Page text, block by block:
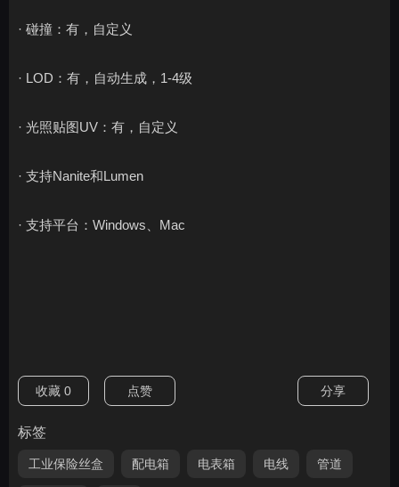
· 碰撞：有，自定义
· LOD：有，自动生成，1-4级
· 光照贴图UV：有，自定义
· 支持Nanite和Lumen
· 支持平台：Windows、Mac
收藏 0 点赞 分享
标签
工业保险丝盒 配电箱 电表箱 电线 管道